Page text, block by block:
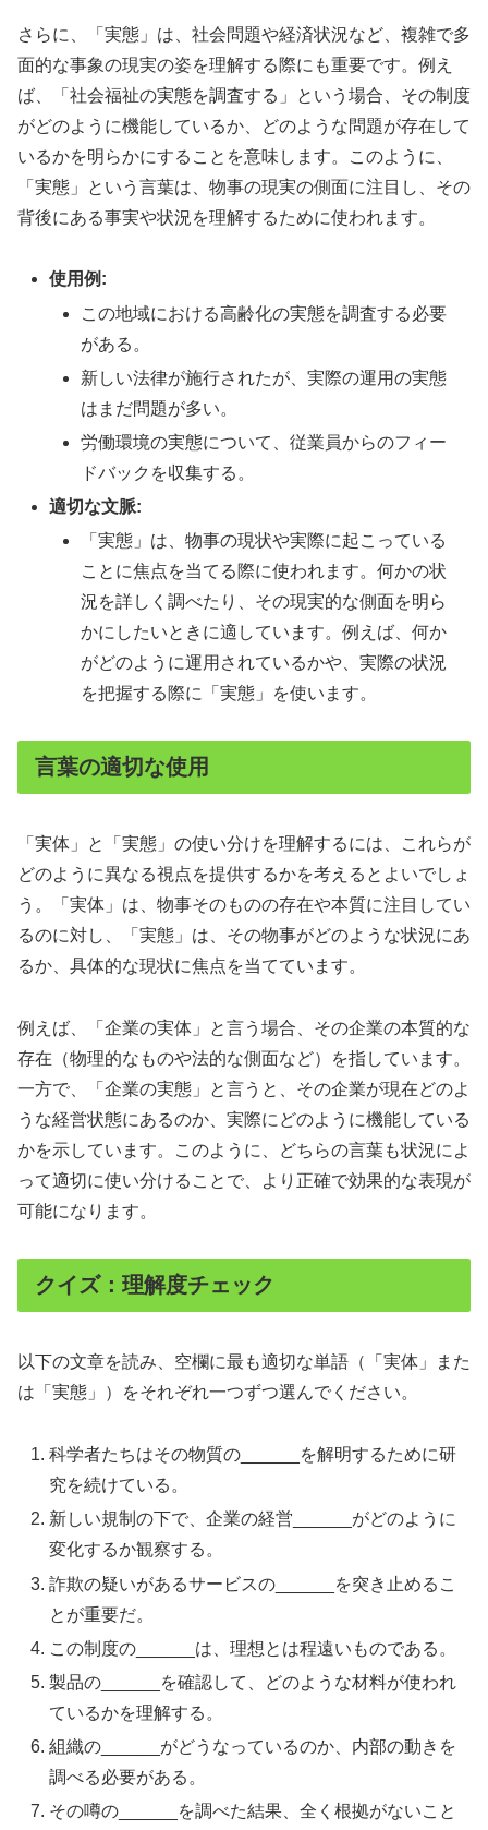
さらに、「実態」は、社会問題や経済状況など、複雑で多
面的な事象の現実の姿を理解する際にも重要です。例え
ば、「社会福祉の実態を調査する」という場合、その制度
がどのように機能しているか、どのような問題が存在して
いるかを明らかにすることを意味します。このように、
「実態」という言葉は、物事の現実の側面に注目し、その
背後にある事実や状況を理解するために使われます。
使用例:
この地域における高齢化の実態を調査する必要
がある。
新しい法律が施行されたが、実際の運用の実態
はまだ問題が多い。
労働環境の実態について、従業員からのフィー
ドバックを収集する。
適切な文脈:
「実態」は、物事の現状や実際に起こっている
ことに焦点を当てる際に使われます。何かの状
況を詳しく調べたり、その現実的な側面を明ら
かにしたいときに適しています。例えば、何か
がどのように運用されているかや、実際の状況
を把握する際に「実態」を使います。
言葉の適切な使用
「実体」と「実態」の使い分けを理解するには、これらが
どのように異なる視点を提供するかを考えるとよいでしょ
う。「実体」は、物事そのものの存在や本質に注目してい
るのに対し、「実態」は、その物事がどのような状況にあ
るか、具体的な現状に焦点を当てています。
例えば、「企業の実体」と言う場合、その企業の本質的な
存在（物理的なものや法的な側面など）を指しています。
一方で、「企業の実態」と言うと、その企業が現在どのよ
うな経営状態にあるのか、実際にどのように機能している
かを示しています。このように、どちらの言葉も状況によ
って適切に使い分けることで、より正確で効果的な表現が
可能になります。
クイズ：理解度チェック
以下の文章を読み、空欄に最も適切な単語（「実体」また
は「実態」）をそれぞれ一つずつ選んでください。
科学者たちはその物質の______を解明するために研
究を続けている。
新しい規制の下で、企業の経営______がどのように
変化するか観察する。
詐欺の疑いがあるサービスの______を突き止めるこ
とが重要だ。
この制度の______は、理想とは程遠いものである。
製品の______を確認して、どのような材料が使われ
ているかを理解する。
組織の______がどうなっているのか、内部の動きを
調べる必要がある。
その噂の______を調べた結果、全く根拠がないこと